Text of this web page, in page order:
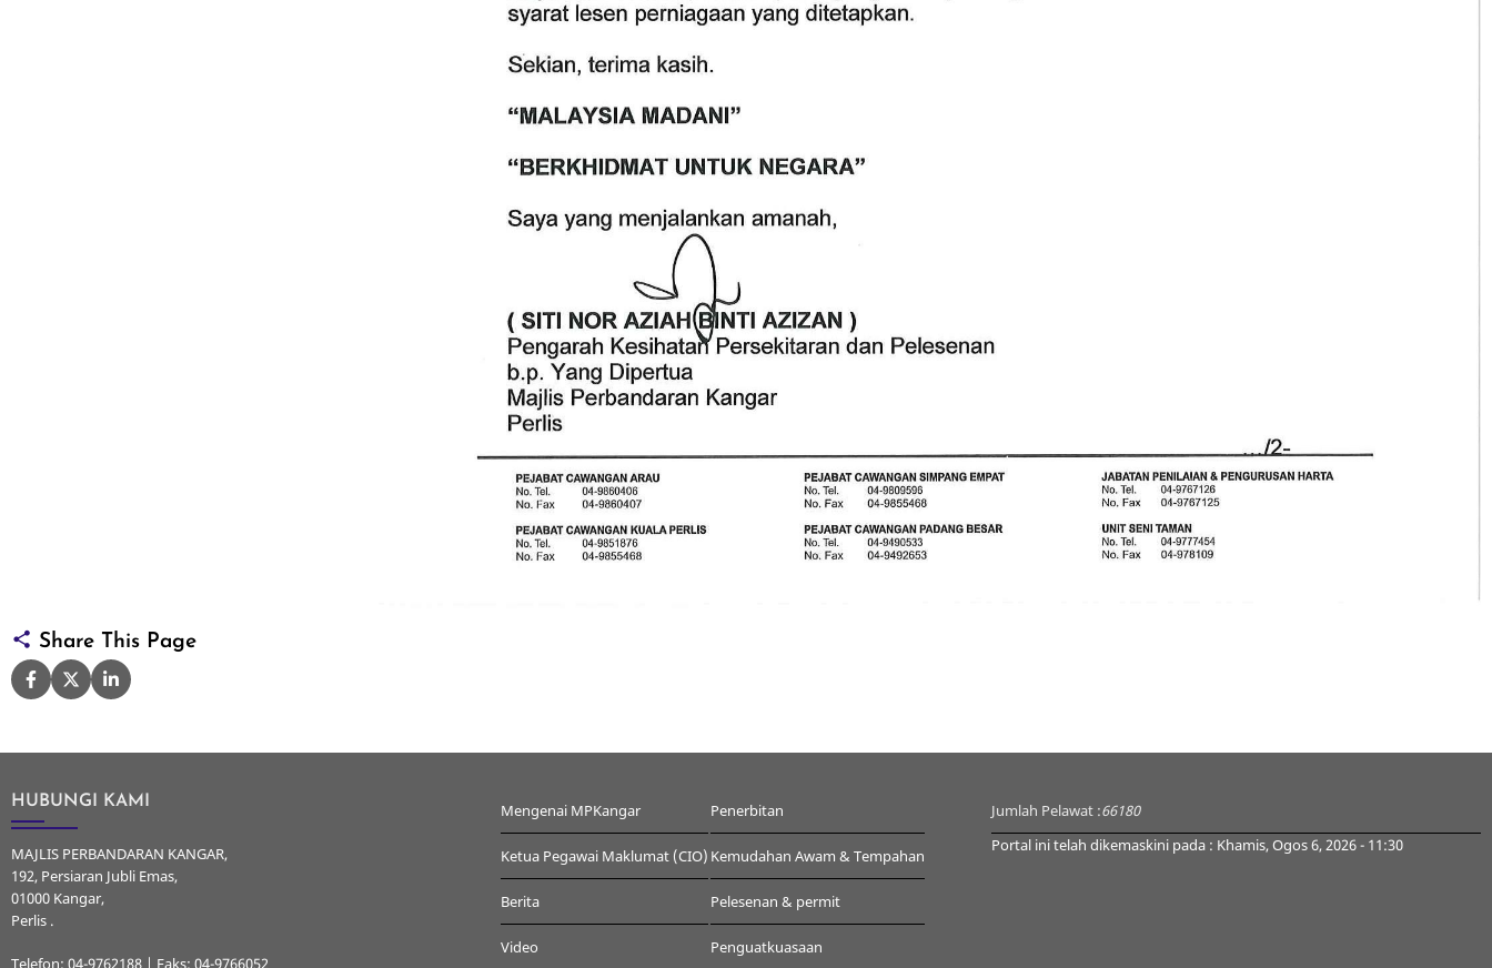
Share This Page
HUBUNGI KAMI
MAJLIS PERBANDARAN KANGAR,
192, Persiaran Jubli Emas,
01000 Kangar,
Perlis .
Mengenai MPKangar
Ketua Pegawai Maklumat (CIO)
Berita
Video
Penerbitan
Kemudahan Awam & Tempahan
Pelesenan & permit
Penguatkuasaan
Jumlah Pelawat :66180
Portal ini telah dikemaskini pada : Khamis, Ogos 6, 2026 - 11:30